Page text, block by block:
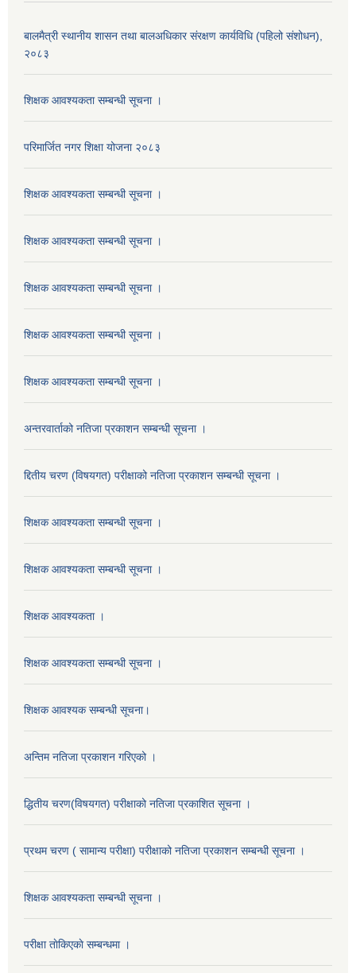
बालमैत्री स्थानीय शासन तथा बालअधिकार संरक्षण कार्यविधि (पहिलो संशोधन),
२०८३
शिक्षक आवश्यकता सम्बन्धी सूचना ।
परिमार्जित नगर शिक्षा योजना २०८३
शिक्षक आवश्यकता सम्बन्धी सूचना ।
शिक्षक आवश्यकता सम्बन्धी सूचना ।
शिक्षक आवश्यकता सम्बन्धी सूचना ।
शिक्षक आवश्यकता सम्बन्धी सूचना ।
शिक्षक आवश्यकता सम्बन्धी सूचना ।
अन्तरवार्ताको नतिजा प्रकाशन सम्बन्धी सूचना ।
द्दितीय चरण (विषयगत) परीक्षाको नतिजा प्रकाशन सम्बन्धी सूचना ।
शिक्षक आवश्यकता सम्बन्धी सूचना ।
शिक्षक आवश्यकता सम्बन्धी सूचना ।
शिक्षक आवश्यकता ।
शिक्षक आवश्यकता सम्बन्धी सूचना ।
शिक्षक आवश्यक सम्बन्धी सूचना।
अन्तिम नतिजा प्रकाशन गरिएको ।
द्धितीय चरण(विषयगत) परीक्षाको नतिजा प्रकाशित सूचना ।
प्रथम चरण ( सामान्य परीक्षा) परीक्षाको नतिजा प्रकाशन सम्बन्धी सूचना ।
शिक्षक आवश्यकता सम्बन्धी सूचना ।
परीक्षा ताेकिएकाे सम्बन्धमा ।